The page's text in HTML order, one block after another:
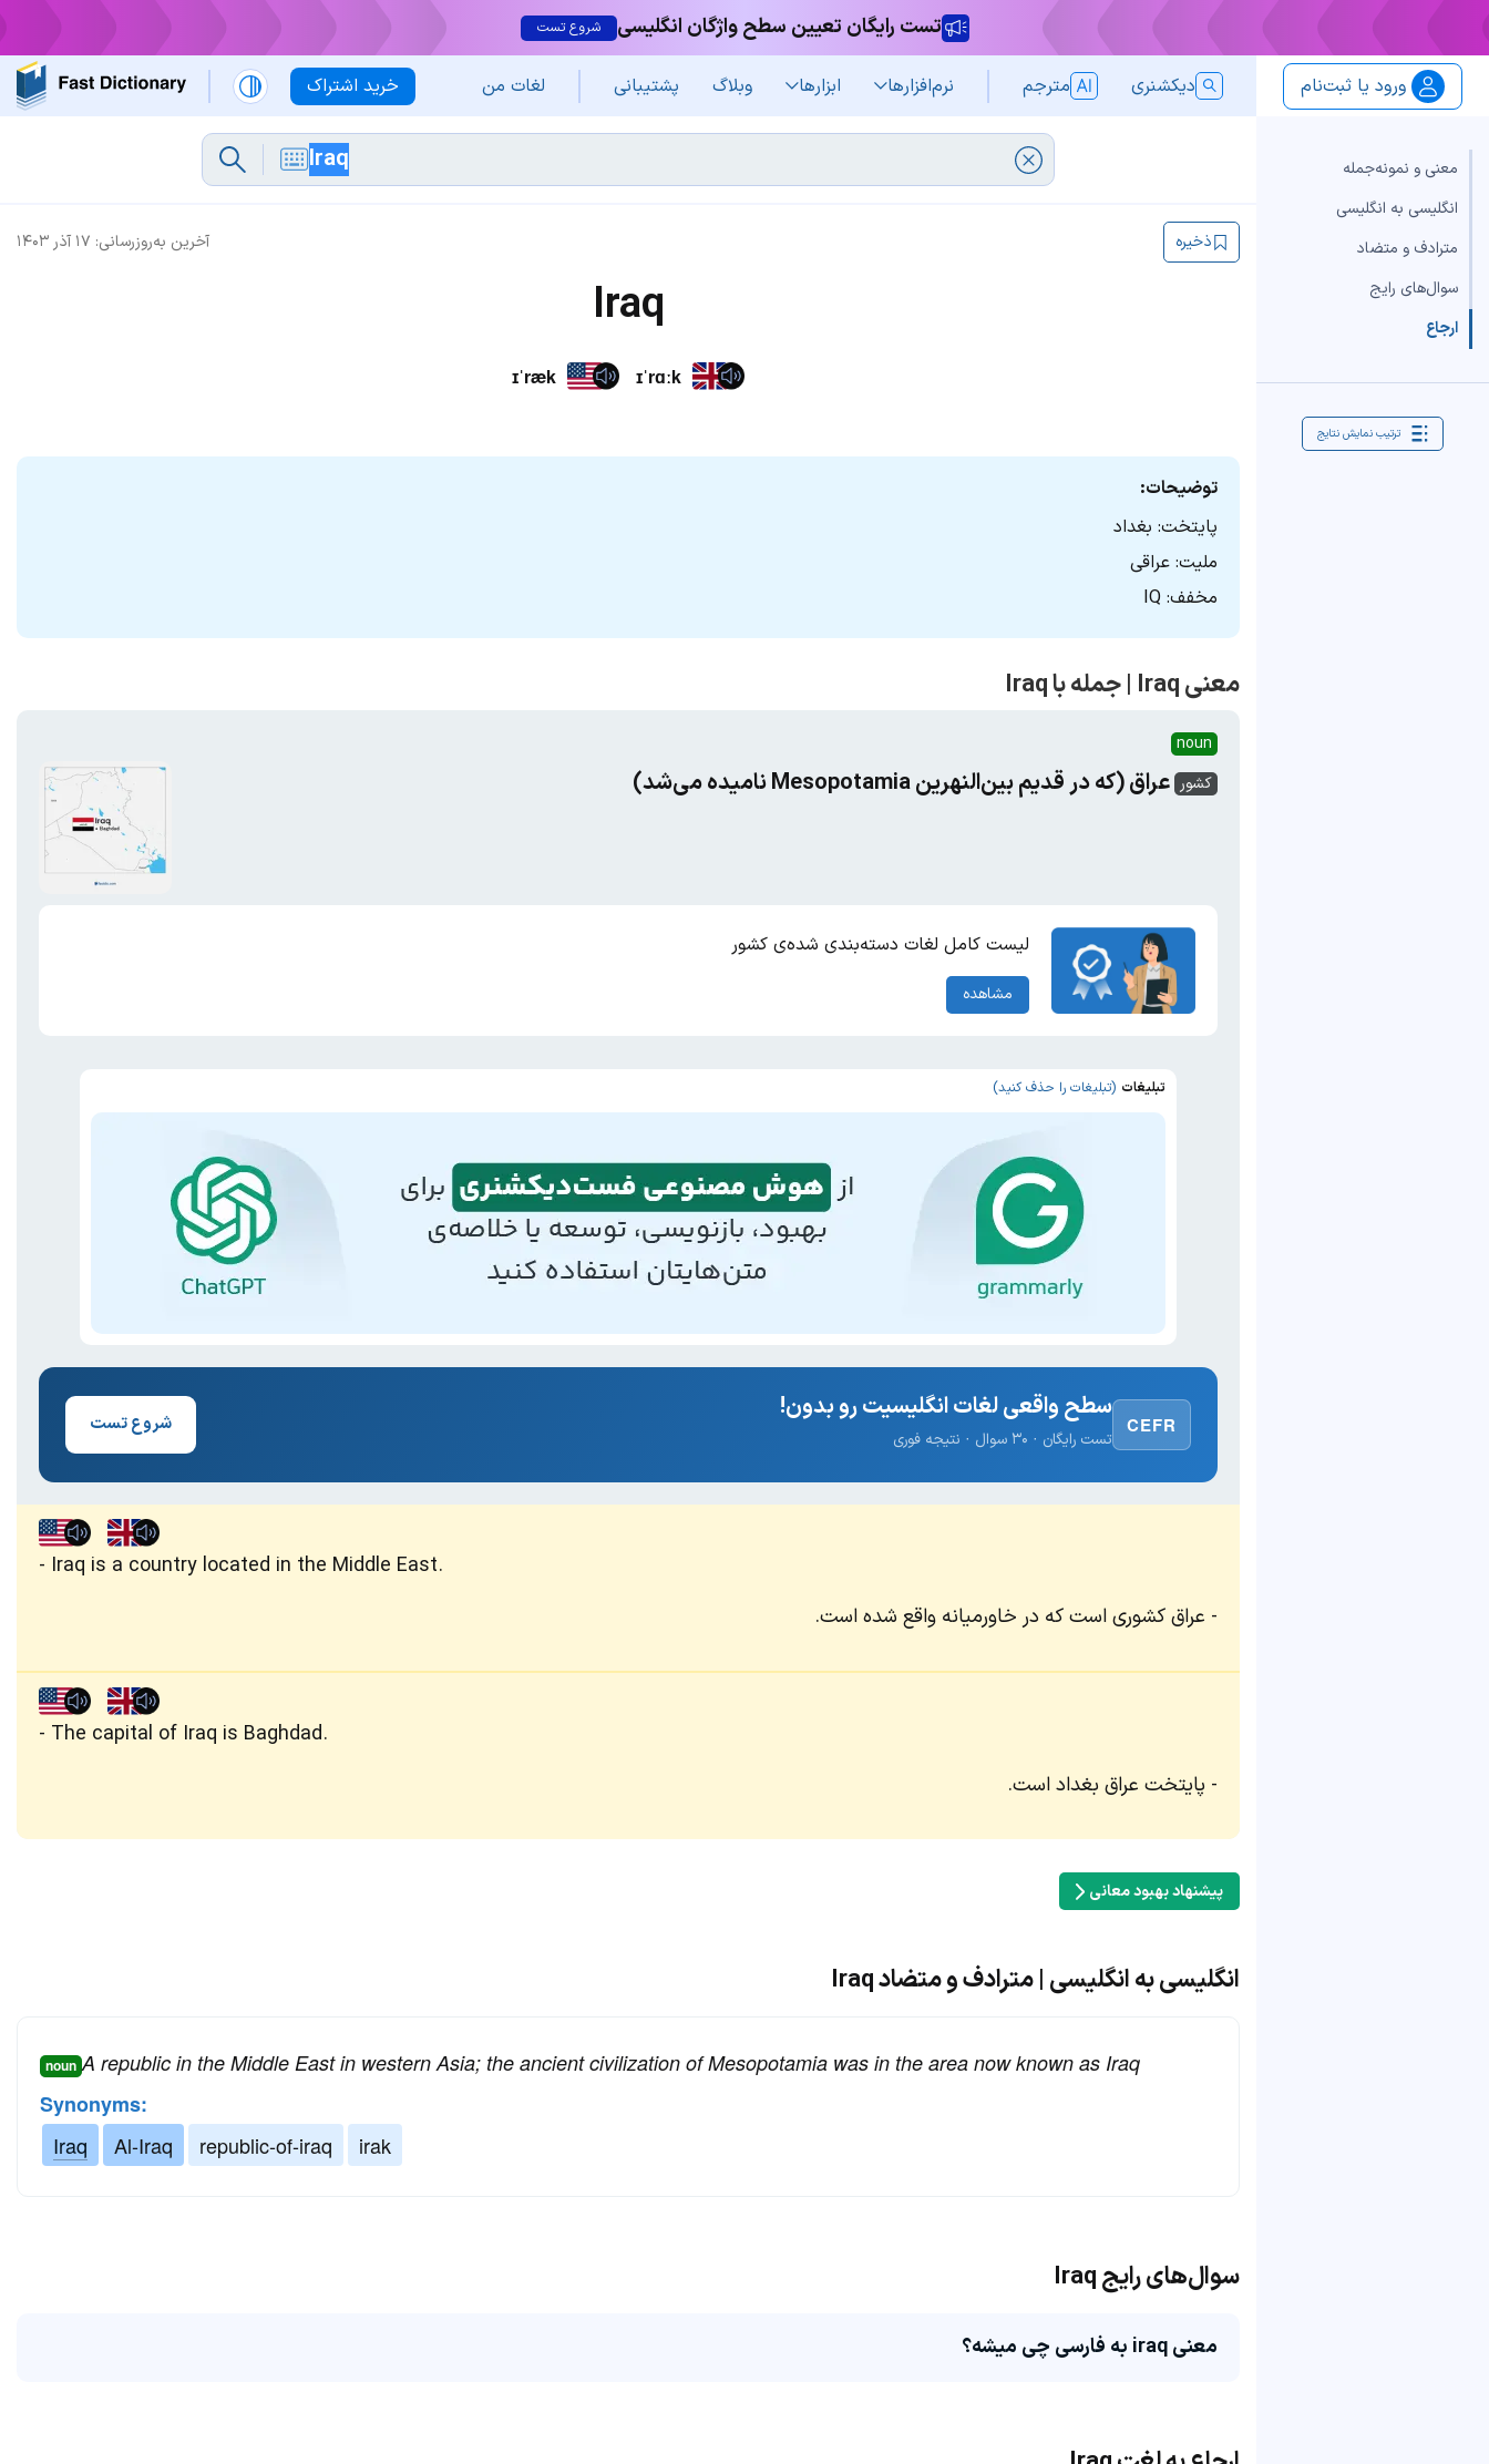
تست رایگان تعیین سطح واژگان انگلیسی شروع تست
خرید اشتراک ورود یا ثبت‌نام دیکشنری مترجم نرم‌افزار‌ها ابزارها وبلاگ پشتیبانی لغات من
معنی و نمونه‌جمله
انگلیسی به انگلیسی
مترادف و متضاد
سوال‌های رایج
ارجاع
ترتیب نمایش نتایج
آخرین به‌روزرسانی: ۱۷ آذر ۱۴۰۳ ذخیره
Iraq
ɪˈræk ɪˈrɑːk
توضیحات:
پایتخت:‌ بغداد
ملیت: عراقی
مخفف: IQ
معنی Iraq | جمله با Iraq
noun
کشور عراق (که در قدیم بین‌النهرین Mesopotamia نامیده می‌شد)
لیست کامل لغات دسته‌بندی شده‌ی کشور
مشاهده
تبلیغات (تبلیغات را حذف کنید)
CEFR
سطح واقعی لغات انگلیسیت رو بدون!
تست رایگان · ۳۰ سوال · نتیجه فوری
شروع تست
Iraq is a country located in the Middle East.
عراق کشوری است که در خاورمیانه واقع شده است.
The capital of Iraq is Baghdad.
پایتخت عراق بغداد است.
پیشنهاد بهبود معانی
انگلیسی به انگلیسی | مترادف و متضاد Iraq
noun A republic in the Middle East in western Asia; the ancient civilization of Mesopotamia was in the area now known as Iraq
Synonyms:
Iraq
Al-Iraq republic-of-iraq irak
سوال‌های رایج Iraq
معنی iraq به فارسی چی میشه؟